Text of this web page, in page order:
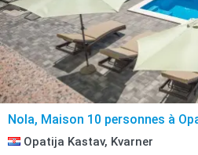
Nola, Maison 10 personnes à
Opatija Kastav, Kvarner